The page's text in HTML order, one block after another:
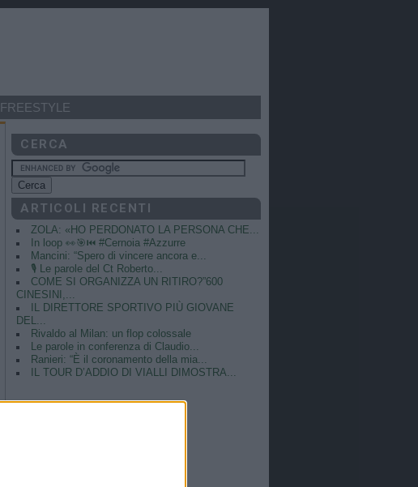
FREESTYLE
CERCA
ARTICOLI RECENTI
ZOLA: «HO PERDONATO LA PERSONA CHE...
In loop 👀🎯⏮️ #Cernoia #Azzurre
Mancini: “Spero di vincere ancora e...
🎙️ Le parole del Ct Roberto...
COME SI ORGANIZZA UN RITIRO?”600
CINESINI,...
IL DIRETTORE SPORTIVO PIÙ GIOVANE
DEL...
Rivaldo al Milan: un flop colossale
Le parole in conferenza di Claudio...
Ranieri: “È il coronamento della mia...
IL TOUR D’ADDIO DI VIALLI DIMOSTRA...